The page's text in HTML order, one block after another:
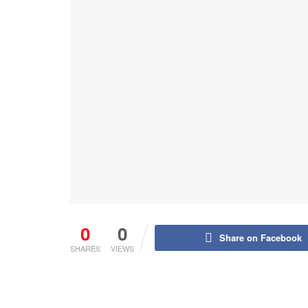
0
SHARES
0
VIEWS
Share on Facebook